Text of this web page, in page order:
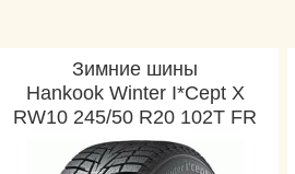
Зимние шины
Hankook Winter I*Cept X
RW10 245/50 R20 102T FR